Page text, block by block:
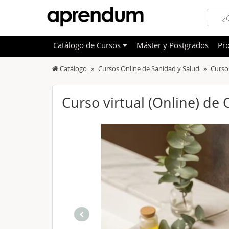
OFERTAS DESTACADAS
NOVEDADES DE NUESTRO CATÁLOGO
Otras
Catálogo Cursos Online de Sanidad y Salud
Curso virtual (Online) de
Catálogo de Cursos Máster y Postgrados